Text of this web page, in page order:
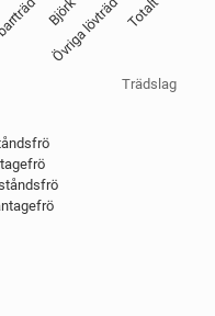
Trädslag
Björk
Övriga lövträd Totalt